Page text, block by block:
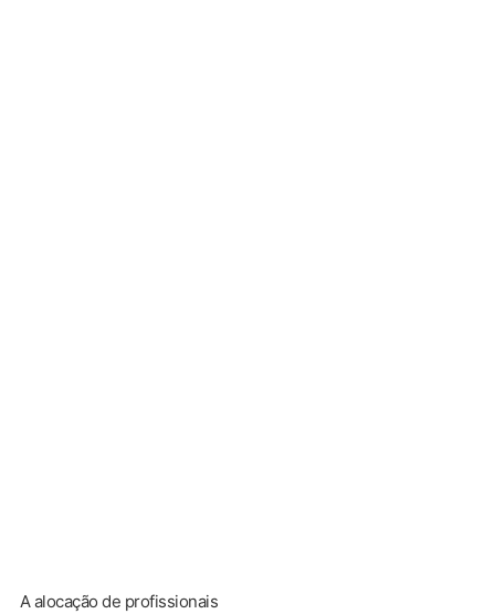
A alocação de profissionais